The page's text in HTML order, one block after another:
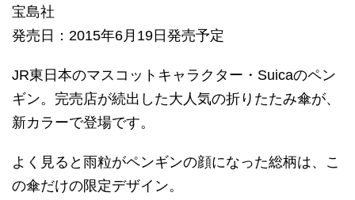
宝島社
発売日：2015年6月19日発売予定
JR東日本のマスコットキャラクター・Suicaのペン
ギン。完売店が続出した大人気の折りたたみ傘が、
新カラーで登場です。
よく見ると雨粒がペンギンの顔になった総柄は、こ
の傘だけの限定デザイン。